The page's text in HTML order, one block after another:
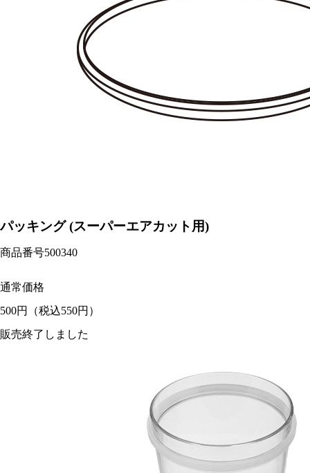
パッキング (スーパーエアカット用)
商品番号500340
通常価格
500円
（税込550円）
販売終了しました